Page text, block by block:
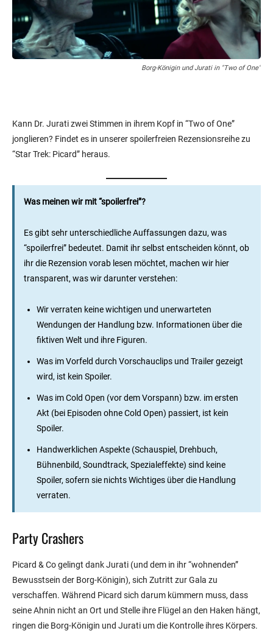
Borg-Königin und Jurati in "Two of One"
Kann Dr. Jurati zwei Stimmen in ihrem Kopf in “Two of One”
jonglieren? Findet es in unserer spoilerfreien Rezensionsreihe zu
“Star Trek: Picard” heraus.
Was meinen wir mit “spoilerfrei”?
Es gibt sehr unterschiedliche Auffassungen dazu, was
“spoilerfrei” bedeutet. Damit ihr selbst entscheiden könnt, ob
ihr die Rezension vorab lesen möchtet, machen wir hier
transparent, was wir darunter verstehen:
Wir verraten keine wichtigen und unerwarteten
Wendungen der Handlung bzw. Informationen über die
fiktiven Welt und ihre Figuren.
Was im Vorfeld durch Vorschauclips und Trailer gezeigt
wird, ist kein Spoiler.
Was im Cold Open (vor dem Vorspann) bzw. im ersten
Akt (bei Episoden ohne Cold Open) passiert, ist kein
Spoiler.
Handwerklichen Aspekte (Schauspiel, Drehbuch,
Bühnenbild, Soundtrack, Spezialeffekte) sind keine
Spoiler, sofern sie nichts Wichtiges über die Handlung
verraten.
Party Crashers
Picard & Co gelingt dank Jurati (und dem in ihr “wohnenden”
Bewusstsein der Borg-Königin), sich Zutritt zur Gala zu
verschaffen. Während Picard sich darum kümmern muss, dass
seine Ahnin nicht an Ort und Stelle ihre Flügel an den Haken hängt,
ringen die Borg-Königin und Jurati um die Kontrolle ihres Körpers.